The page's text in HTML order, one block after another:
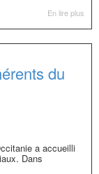
En lire plus
du
a accueilli
Dans